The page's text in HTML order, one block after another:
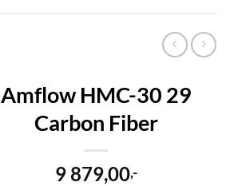
Amflow HMC-30 29
Carbon Fiber
9 879,00,-